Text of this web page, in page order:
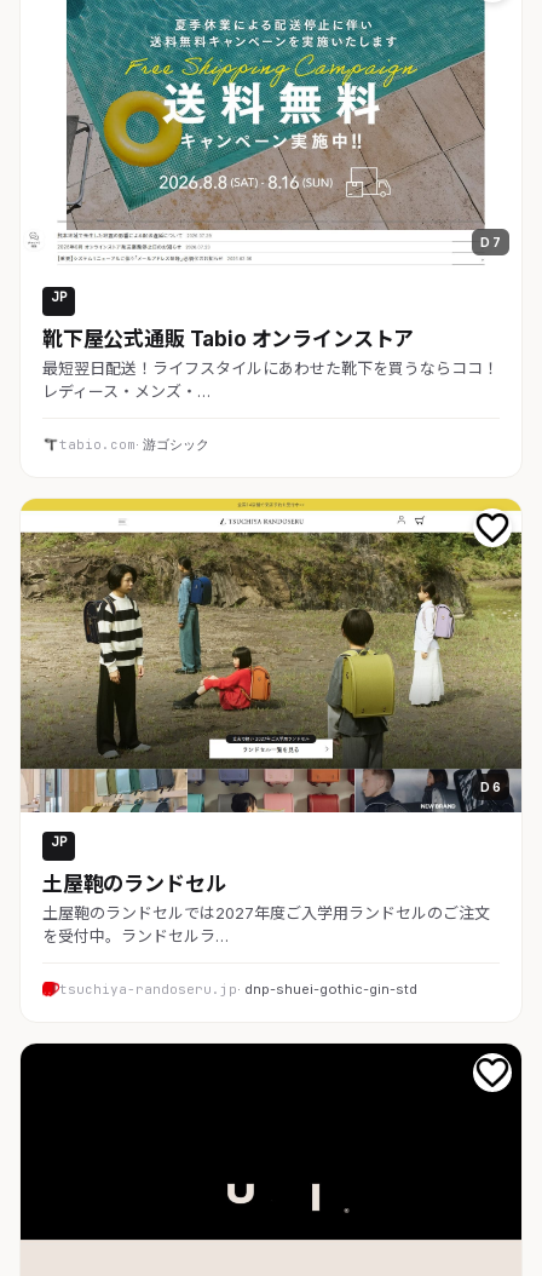
D 7
JP
靴下屋公式通販 Tabio オンラインストア
最短翌日配送！ライフスタイルにあわせた靴下を買うならココ！
レディース・メンズ・…
tabio.com· 游ゴシック
D 6
JP
土屋鞄のランドセル
土屋鞄のランドセルでは2027年度ご入学用ランドセルのご注文
を受付中。ランドセルラ…
tsuchiya-randoseru.jp· dnp-shuei-gothic-gin-std